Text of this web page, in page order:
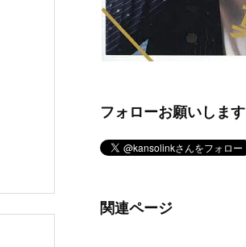
フォローお願いします
関連ページ